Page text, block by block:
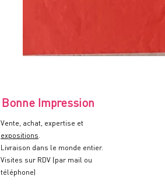
60x80cm.
Bonne Impression
Vente, achat, expertise et
expositions
Livraison dans le monde entier.
Visites sur RDV (par mail ou
téléphone)